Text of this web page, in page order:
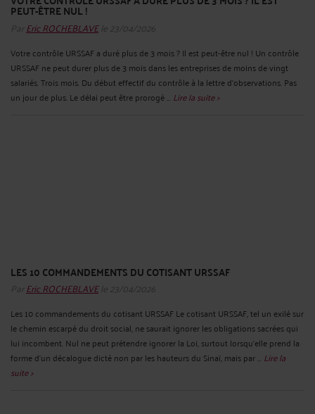
PEUT-ÊTRE NUL !
Par Eric ROCHEBLAVEle 23/04/2026
Votre contrôle URSSAF a duré plus de 3 mois ? Il est peut-être nul ! Un contrôle
URSSAF ne peut durer plus de 3 mois dans les entreprises de moins de vingt
salariés. Trois mois. Du début effectif du contrôle à la lettre d'observations. Pas
un jour de plus. Le délai peut être prorogé ... Lire la suite >
LES 10 COMMANDEMENTS DU COTISANT URSSAF
Par Eric ROCHEBLAVEle 23/04/2026
Les 10 commandements du cotisant URSSAF Le cotisant URSSAF, tel un exilé sur
le chemin escarpé du droit social, ne saurait ignorer les obligations sacrées qui
lui incombent. Nul ne peut prétendre ignorer la Loi, surtout lorsqu'elle prend la
forme d'un décalogue dicté non par les hauteurs du Sinaï, mais par ... Lire la
suite >